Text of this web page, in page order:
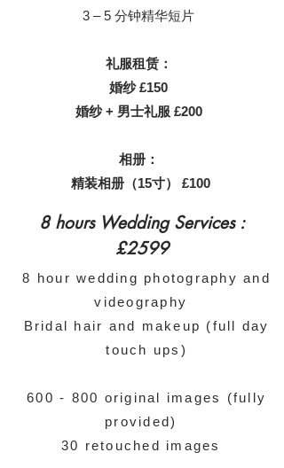
3 – 5 分钟精华短片
礼服租赁：
婚纱 £150
婚纱 + 男士礼服 £200
相册：
精装相册（15寸） £100
8 hours Wedding Services :
£2599
8 hour wedding photography and
videography
Bridal hair and makeup (full day
touch ups)
600 - 800 original images (fully
provided)
30 retouched images